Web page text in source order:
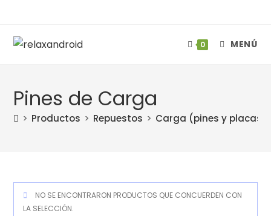
contenido
0 MENÚ
Pines de Carga
> Productos > Repuestos > Carga (pines y placas)
NO SE ENCONTRARON PRODUCTOS QUE CONCUERDEN CON
LA SELECCIÓN.